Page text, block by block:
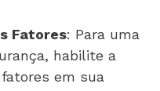
Fatores: Para uma
habilite a
em sua